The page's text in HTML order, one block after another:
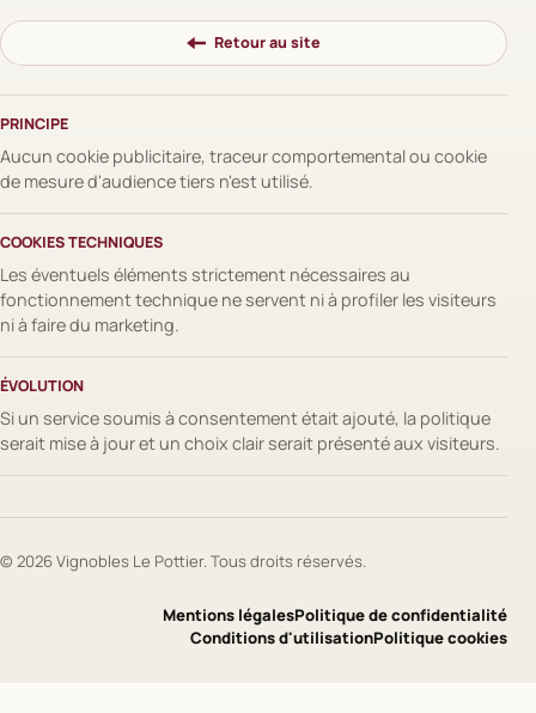
Retour au site
PRINCIPE
Aucun cookie publicitaire, traceur comportemental ou cookie
de mesure d'audience tiers n'est utilisé.
COOKIES TECHNIQUES
Les éventuels éléments strictement nécessaires au
fonctionnement technique ne servent ni à profiler les visiteurs
ni à faire du marketing.
ÉVOLUTION
Si un service soumis à consentement était ajouté, la politique
serait mise à jour et un choix clair serait présenté aux visiteurs.
© 2026 Vignobles Le Pottier. Tous droits réservés.
Mentions légalesPolitique de confidentialité
Conditions d'utilisationPolitique cookies